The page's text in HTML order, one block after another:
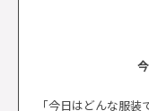
「今日はどんな服